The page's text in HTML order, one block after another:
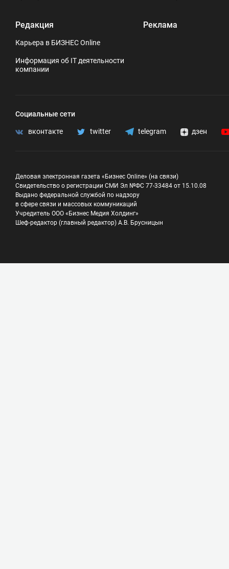
Редакция
Карьера в БИЗНЕС Online
Информация об IT деятельности
компании
Реклама
Социальные сети
вконтакте twitter telegram дзен
Деловая электронная газета «Бизнес Online» (на связи)
Свидетельство о регистрации СМИ Эл №ФС 77-33484 от 15.10.08
Выдано федеральной службой по надзору
в сфере связи и массовых коммуникаций
Учредитель ООО «Бизнес Медия Холдинг»
Шеф-редактор (главный редактор) А.В. Брусницын